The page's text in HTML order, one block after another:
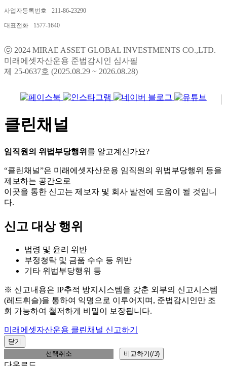
사업자등록번호 211-86-23290
대표전화 1577-1640
ⓒ 2024 MIRAE ASSET GLOBAL INVESTMENTS CO.,LTD.
미래에셋자산운용 준법감시인 심사필
제 25-0637호 (2025.08.29 ~ 2026.08.28)
클린채널
임직원의 위법부당행위 를 알고계신가요?
“클린채널”은 미래에셋자산운용 임직원의 위법부당행위 등을
제보하는 공간으로
이곳을 통한 신고는 제보자 및 회사 발전에 도움이 될 것입니
다.
신고 대상 행위
법령 및 윤리 위반
부정청탁 및 금품 수수 등 위반
기타 위법부당행위 등
※ 신고내용은 IP추적 방지시스템을 갖춘 외부의 신고시스템
(레드휘슬)을 통하여 익명으로 이루어지며, 준법감시인만 조
회 가능하여 철저하게 비밀이 보장됩니다.
미래에셋자산운용 클린채널 신고하기
닫기
선택취소
비교하기(/3)